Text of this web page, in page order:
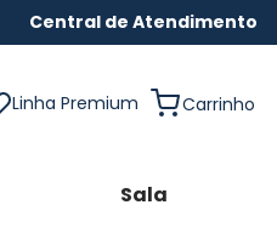
Central de Atendimento
Linha Premium
Sala